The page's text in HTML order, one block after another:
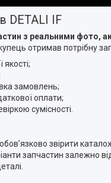
DETALI IF
з реальними
отримав потрібну
замовлень;
оплати;
сумісності.
звірити
запчастин залежно